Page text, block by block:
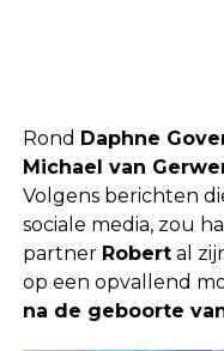
Rond Daphne
Michael van
Volgens berichten
sociale media, zou
partner Robertal
op een opvallend
na de geboorte